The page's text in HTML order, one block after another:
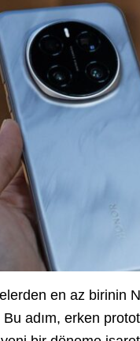
en az birinin
adım, erken